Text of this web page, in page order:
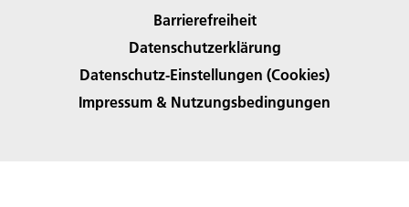
Barrierefreiheit
Datenschutzerklärung
Datenschutz-Einstellungen (Cookies)
Impressum & Nutzungsbedingungen